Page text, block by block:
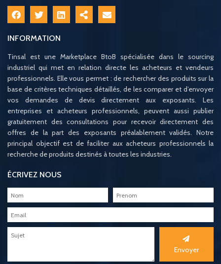
INFORMATION
Tinsal est une Marketplace BtoB spécialisée dans le sourcing
industriel qui met en relation directe les acheteurs et vendeurs
professionnels. Elle vous permet : de rechercher des produits sur la
base de critères techniques détaillés, de les comparer et d’envoyer
vos demandes de devis directement aux exposants. Les
entreprises et acheteurs professionnels, peuvent aussi publier
gratuitement des consultations pour recevoir directement des
offres de la part des exposants préalablement validés. Notre
principal objectif est de faciliter aux acheteurs professionnels la
recherche de produits destinés à toutes les industries.
ÉCRIVEZ NOUS
Envoyer